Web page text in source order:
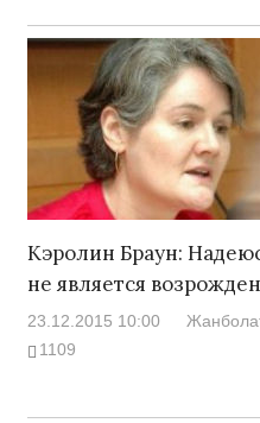
Кэролин Браун:
не является
23.12.2015 10:00
1109